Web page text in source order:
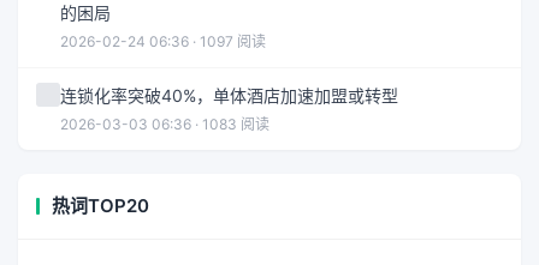
的困局
2026-02-24 06:36 · 1097 阅读
连锁化率突破40%，单体酒店加速加盟或转型
2026-03-03 06:36 · 1083 阅读
热词TOP20